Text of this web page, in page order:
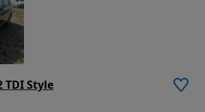
TDI Style